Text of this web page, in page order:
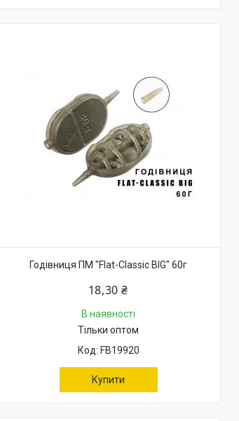
Годівниця ПМ "Flat-Classic BIG" 60г
18,30 ₴
В наявності
Тільки оптом
FB19920
Купити